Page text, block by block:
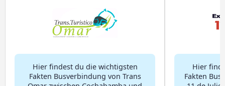
Hier findest du die wichtigsten
Fakten Busverbindung von Trans
Hier
Fakten